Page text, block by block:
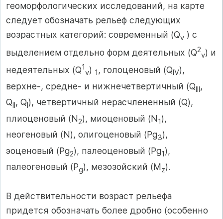
геоморфологических исследований, на карте
следует обозначать рельеф следующих
возрастных категорий: современный (Qv ) с
выделением отдельно форм деятельных (Q2
v) и
недеятельных (Q1
v) 1 , голоценовый (QIV),
верхне-, средне- и нижнечетвертичный (QIII,
QII, QI), четвертичный нерасчлененный (Q),
плиоценовый (N2), миоценовый (N1),
неогеновый (N), олигоценовый (Pg3),
эоценовый (Pg2), палеоценовый (Pg1),
палеогеновый (Pg), мезозойский (Мz).
В действительности возраст рельефа
придется обозначать более дробно (особенно